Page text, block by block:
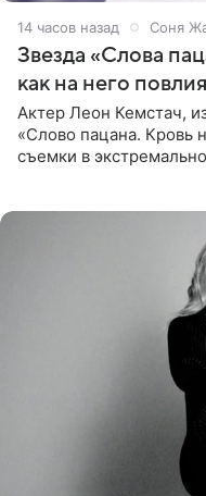
14 часов назад Соня
Звезда «Слова
как на него
Актер Леон Кемстач,
«Слово пацана. Кровь
съемки в